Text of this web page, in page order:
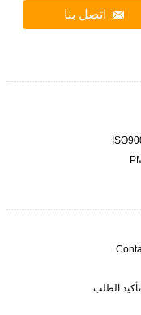
اتصل بنا
تأكيد الطلب